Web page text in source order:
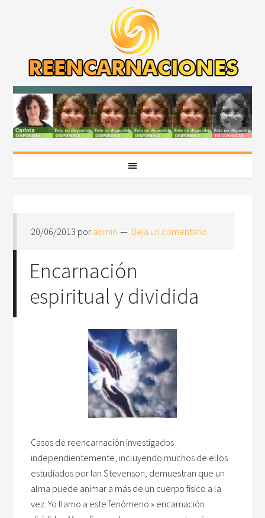
20/06/2013 por admin Deja un comentario
Encarnación
espiritual y dividida
Casos de reencarnación investigados
independientemente, incluyendo muchos de ellos
estudiados por Ian Stevenson, demuestran que un
alma puede animar a más de un cuerpo físico a la
vez. Yo llamo a este fenómeno » encarnación